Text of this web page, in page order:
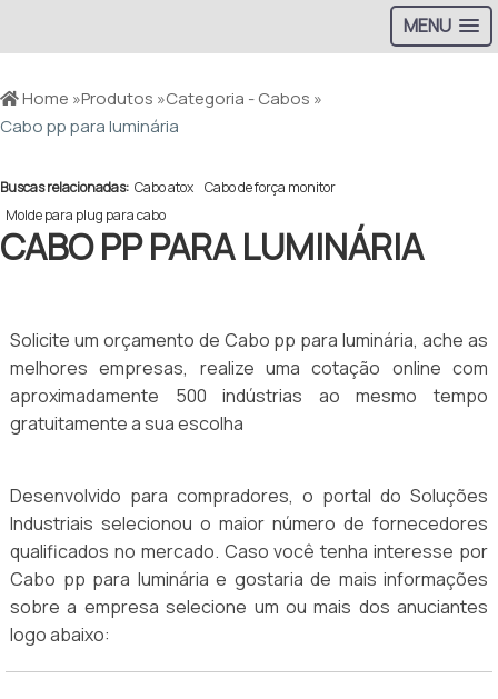
MENU
Home »Produtos »Categoria - Cabos »
Cabo pp para luminária
Buscas relacionadas: Cabo atox Cabo de força monitor
Molde para plug para cabo
CABO PP PARA LUMINÁRIA
Solicite um orçamento de Cabo pp para luminária, ache as
melhores empresas, realize uma cotação online com
aproximadamente 500 indústrias ao mesmo tempo
gratuitamente a sua escolha
Desenvolvido para compradores, o portal do Soluções
Industriais selecionou o maior número de fornecedores
qualificados no mercado. Caso você tenha interesse por
Cabo pp para luminária e gostaria de mais informações
sobre a empresa selecione um ou mais dos anuciantes
logo abaixo: